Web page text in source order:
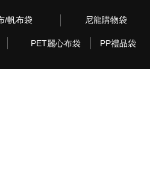
/帆布袋 尼龍購物袋
PET麗心布袋 PP禮品袋